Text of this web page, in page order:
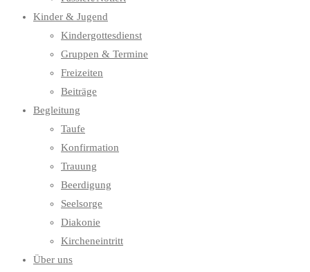
Kinder & Jugend
Kindergottesdienst
Gruppen & Termine
Freizeiten
Beiträge
Begleitung
Taufe
Konfirmation
Trauung
Beerdigung
Seelsorge
Diakonie
Kircheneintritt
Über uns